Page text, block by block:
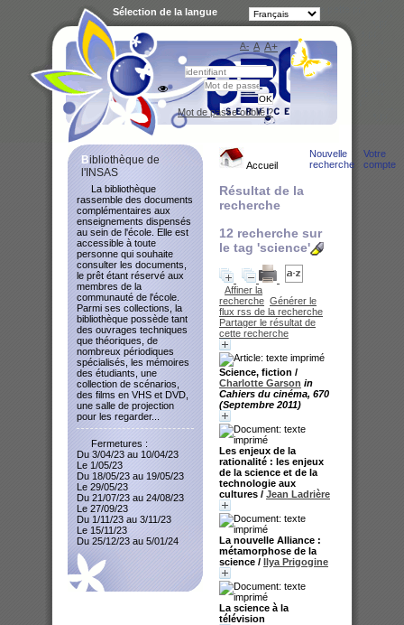
Accueil
Nouvelle
recherche
Votre
compte
Résultat de la
recherche
12 recherche sur
le tag 'science'
Affiner la
recherche Générer le
flux rss de la recherche
Partager le résultat de
cette recherche
Science, fiction /
Charlotte Garson in
Cahiers du cinéma, 670
(Septembre 2011)
Les enjeux de la
rationalité : les enjeux
de la science et de la
technologie aux
cultures / Jean Ladrière
La nouvelle Alliance :
métamorphose de la
science / Ilya Prigogine
La science à la
télévision
Bibliothèque de
l'INSAS
La bibliothèque
rassemble des documents
complémentaires aux
enseignements dispensés
au sein de l'école. Elle est
accessible à toute
personne qui souhaite
consulter les documents,
le prêt étant réservé aux
membres de la
communauté de l'école.
Parmi ses collections, la
bibliothèque possède tant
des ouvrages techniques
que théoriques, de
nombreux périodiques
spécialisés, les mémoires
des étudiants, une
collection de scénarios,
des films en VHS et DVD,
une salle de projection
pour les regarder...
Fermetures :
Du 3/04/23 au 10/04/23
Le 1/05/23
Du 18/05/23 au 19/05/23
Le 29/05/23
Du 21/07/23 au 24/08/23
Le 27/09/23
Du 1/11/23 au 3/11/23
Le 15/11/23
Du 25/12/23 au 5/01/24
A- A A+
Sélection de la langue
Mot de passe oublié ?